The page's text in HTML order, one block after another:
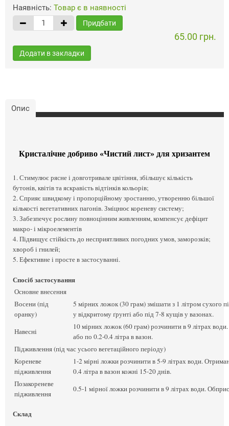
Наявність: Товар є в наявності
Придбати
65.00 грн.
Додати в закладки
Опис
Кристалічне добриво «Чистий лист» для хризантем
1. Стимулює рясне і довготривале цвітіння, збільшує кількість
бутонів, квітів та яскравість відтінків кольорів;
2. Сприяє швидкому і пропорційному зростанню, утворенню більшої
кількості вегетативних пагонів. Зміцнює кореневу систему;
3. Забезпечує рослину повноцінним живленням, компенсує дефіцит
макро- і мікроелементів
4. Підвищує стійкість до несприятливих погодних умов, заморозків;
хвороб і гнилей;
5. Ефективне і просте в застосуванні.
Спосіб застосування
Основне внесення
Восени (під
оранку)
5 мірних ложок (30 грам) змішати з 1 літром сухого
у відкритому ґрунті або під 7-8 кущів у вазонах.
Навесні
10 мірних ложок (60 грам) розчинити в 9 літрах
або по 0.2-0.4 літра в вазон.
Підживлення (під час усього вегетаційного періоду)
Кореневе
підживлення
1-2 мірні ложки розчинити в 5-9 літрах води.
0.4 літра в вазон кожні 15-20 днів.
Позакореневе
підживлення
0.5-1 мірної ложки розчинити в 9 літрах води.
Склад